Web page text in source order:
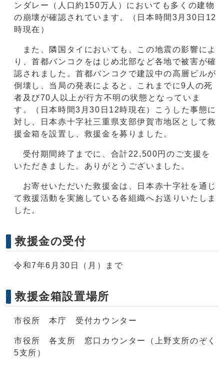
ンダレー（人口約150万人）においても多くの建物
の崩壊が確認されています。（日本時間3月30日12
時現在）
また、隣国タイにおいても、この地震の影響によ
り、首都バンコクをはじめ北部など各地で被害が確
認されました。首都バンコクで建設中の高層ビルが
倒壊し、当局の発表によると、これまでに9人の死
者及び70人以上が行方不明の状態となっていま
す。（日本時間3月30日12時現在）こうした事態に
対し、日本赤十字社三重県支部伊賀市地区として救
援金箱を設置し、救援金を募りました。
受付期間終了までに、合計22,500円のご支援を
いただきました。ありがとうございました。
お寄せいただいた救援金は、日本赤十字社を通じ
て救援活動を実施している各組織へお送りいたしま
した。
救援金の受付
令和7年6月30日（月）まで
救援金箱設置場所
市役所 本庁 受付カウンター
市役所 各支所 窓口カウンター（上野支所のぞく
5支所）